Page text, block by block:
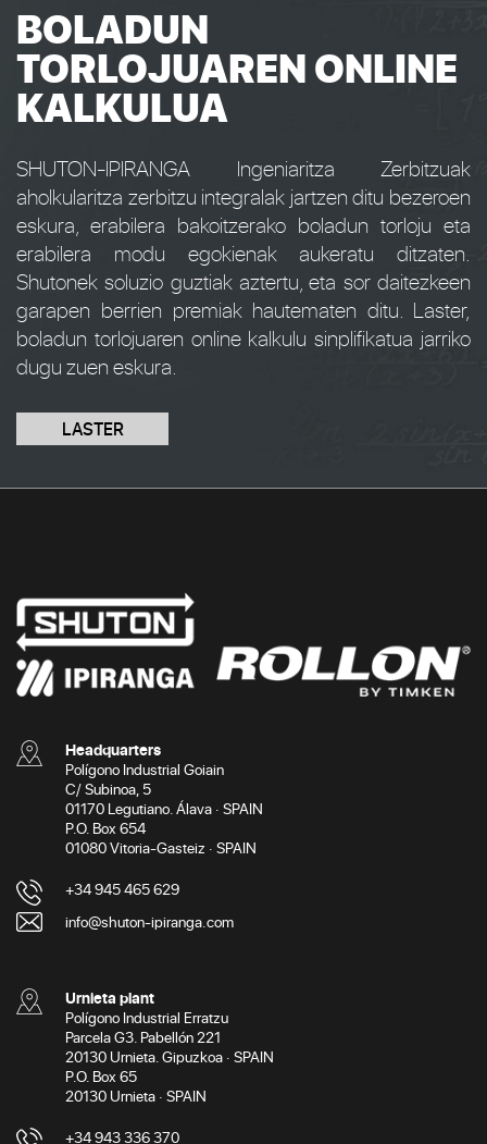
BOLADUN
TORLOJUAREN ONLINE
KALKULUA
SHUTON-IPIRANGA Ingeniaritza Zerbitzuak
aholkularitza zerbitzu integralak jartzen ditu bezeroen
eskura, erabilera bakoitzerako boladun torloju eta
erabilera modu egokienak aukeratu ditzaten.
Shutonek soluzio guztiak aztertu, eta sor daitezkeen
garapen berrien premiak hautematen ditu. Laster,
boladun torlojuaren online kalkulu sinplifikatua jarriko
dugu zuen eskura.
LASTER
Headquarters
Polígono Industrial Goiain
C/ Subinoa, 5
01170 Legutiano. Álava · SPAIN
P.O. Box 654
01080 Vitoria-Gasteiz · SPAIN
+34 945 465 629
info@shuton-ipiranga.com
Urnieta plant
Polígono Industrial Erratzu
Parcela G3. Pabellón 221
20130 Urnieta. Gipuzkoa · SPAIN
P.O. Box 65
20130 Urnieta · SPAIN
+34 943 336 370